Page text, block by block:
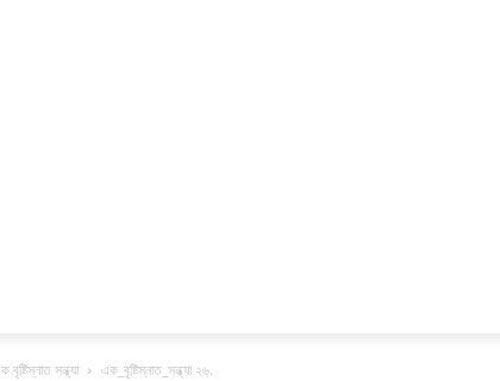
বৃষ্টিস্নাত সন্ধ্যা এক_বৃষ্টিস্নাত_সন্ধ্যা ২৬.